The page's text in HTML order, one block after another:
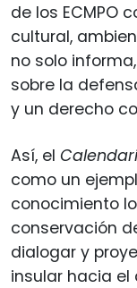
de los ECMPO
cultural,
no solo
sobre la
y un derecho
Así, el
como un
conocimiento
conservación
dialogar y
insular hacia el